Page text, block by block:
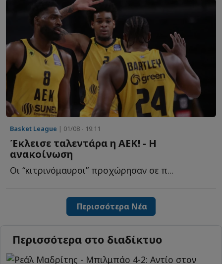
Basket League | 01/08 - 19:11
Έκλεισε ταλεντάρα η ΑΕΚ! - Η
ανακοίνωση
Οι “κιτρινόμαυροι” προχώρησαν σε π...
Περισσότερα Νέα
Περισσότερα στο διαδίκτυο